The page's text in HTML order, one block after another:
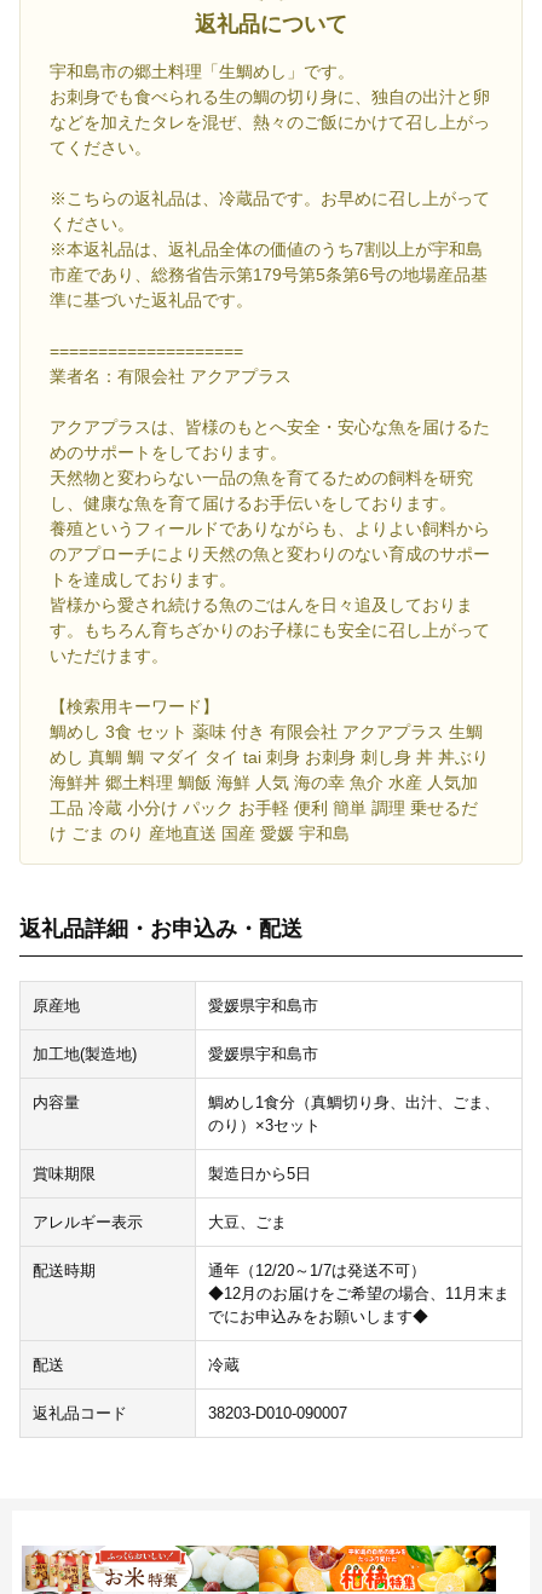
返礼品について
宇和島市の郷土料理「生鯛めし」です。
お刺身でも食べられる生の鯛の切り身に、独自の出汁と卵
などを加えたタレを混ぜ、熱々のご飯にかけて召し上がっ
てください。
※こちらの返礼品は、冷蔵品です。お早めに召し上がって
ください。
※本返礼品は、返礼品全体の価値のうち7割以上が宇和島
市産であり、総務省告示第179号第5条第6号の地場産品基
準に基づいた返礼品です。
====================
業者名：有限会社 アクアプラス
アクアプラスは、皆様のもとへ安全・安心な魚を届けるた
めのサポートをしております。
天然物と変わらない一品の魚を育てるための飼料を研究
し、健康な魚を育て届けるお手伝いをしております。
養殖というフィールドでありながらも、よりよい飼料から
のアプローチにより天然の魚と変わりのない育成のサポー
トを達成しております。
皆様から愛され続ける魚のごはんを日々追及しておりま
す。もちろん育ちざかりのお子様にも安全に召し上がって
いただけます。
【検索用キーワード】
鯛めし 3食 セット 薬味 付き 有限会社 アクアプラス 生鯛
めし 真鯛 鯛 マダイ タイ tai 刺身 お刺身 刺し身 丼 丼ぶり
海鮮丼 郷土料理 鯛飯 海鮮 人気 海の幸 魚介 水産 人気加
工品 冷蔵 小分け パック お手軽 便利 簡単 調理 乗せるだ
け ごま のり 産地直送 国産 愛媛 宇和島
返礼品詳細・お申込み・配送
原産地 愛媛県宇和島市
加工地(製造地) 愛媛県宇和島市
内容量
鯛めし1食分（真鯛切り身、出汁、ごま、
のり）×3セット
賞味期限 製造日から5日
アレルギー表示 大豆、ごま
配送時期
通年（12/20～1/7は発送不可）
◆12月のお届けをご希望の場合、11月末ま
でにお申込みをお願いします◆
配送 冷蔵
返礼品コード 38203-D010-090007